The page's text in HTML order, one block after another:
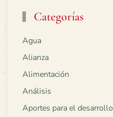
Categorías
Agua
Alianza
Alimentación
Análisis
Aportes para el desarrollo